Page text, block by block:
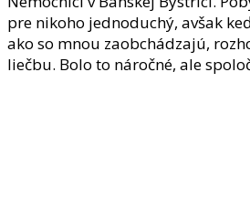
pre nikoho jednoduchý, avšak
ako so mnou zaobchádzajú,
liečbu. Bolo to náročné, ale